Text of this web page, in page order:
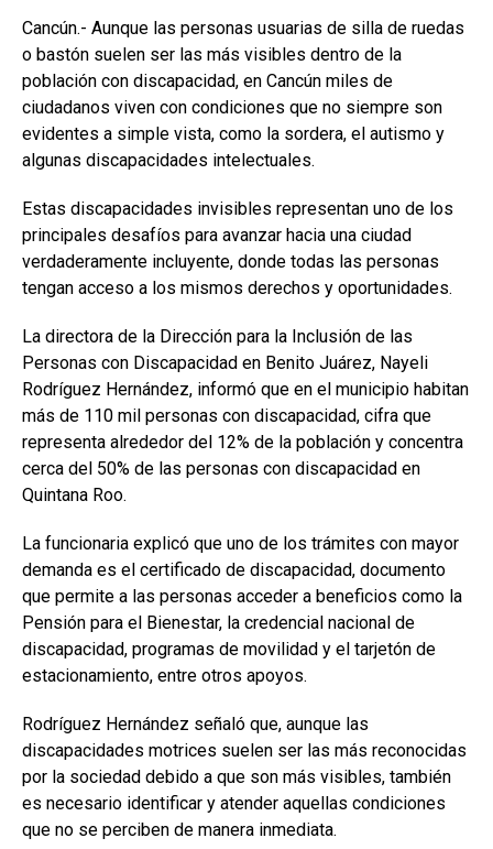
Cancún.- Aunque las personas usuarias de silla de ruedas
o bastón suelen ser las más visibles dentro de la
población con discapacidad, en Cancún miles de
ciudadanos viven con condiciones que no siempre son
evidentes a simple vista, como la sordera, el autismo y
algunas discapacidades intelectuales.
Estas discapacidades invisibles representan uno de los
principales desafíos para avanzar hacia una ciudad
verdaderamente incluyente, donde todas las personas
tengan acceso a los mismos derechos y oportunidades.
La directora de la Dirección para la Inclusión de las
Personas con Discapacidad en Benito Juárez, Nayeli
Rodríguez Hernández, informó que en el municipio habitan
más de 110 mil personas con discapacidad, cifra que
representa alrededor del 12% de la población y concentra
cerca del 50% de las personas con discapacidad en
Quintana Roo.
La funcionaria explicó que uno de los trámites con mayor
demanda es el certificado de discapacidad, documento
que permite a las personas acceder a beneficios como la
Pensión para el Bienestar, la credencial nacional de
discapacidad, programas de movilidad y el tarjetón de
estacionamiento, entre otros apoyos.
Rodríguez Hernández señaló que, aunque las
discapacidades motrices suelen ser las más reconocidas
por la sociedad debido a que son más visibles, también
es necesario identificar y atender aquellas condiciones
que no se perciben de manera inmediata.